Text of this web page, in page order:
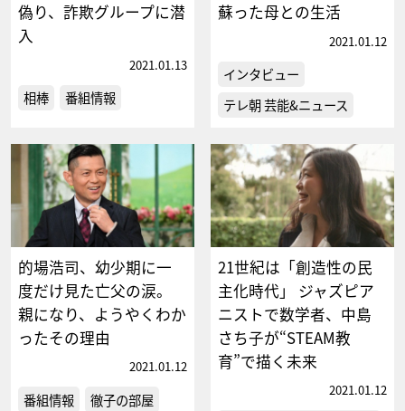
偽り、詐欺グループに潜
入
2021.01.13
相棒 番組情報
蘇った母との生活
2021.01.12
インタビュー
テレ朝 芸能&ニュース
的場浩司、幼少期に一
度だけ見た亡父の涙。
親になり、ようやくわか
ったその理由
2021.01.12
番組情報
徹子の部屋
21世紀は「創造性の民
主化時代」 ジャズピア
ニストで数学者、中島
さち子が“STEAM教
育”で描く未来
2021.01.12